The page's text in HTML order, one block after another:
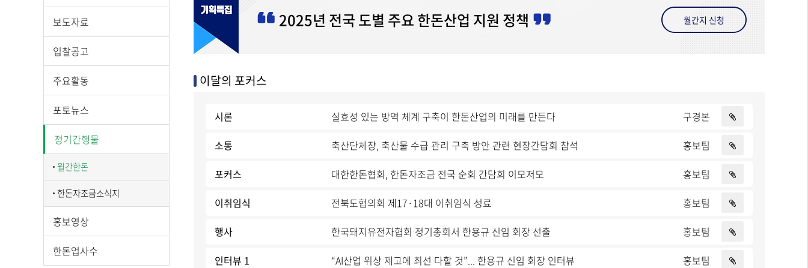
보도자료
입찰공고
주요활동
포토뉴스
정기간행물
월간한돈
한돈자조금소식지
홍보영상
한돈업사수
c
t
2025년 전국 도별 주요 한돈산업 지원 정책 월간지 신청
이달의 포커스
시론 실효성 있는 방역 체계 구축이 한돈산업의 미래를 만든다
구경본
소통
축산단체장, 축산물 수급 관리 구축 방안 관련 현장간담회 참석
홍보팀
포커스
대한한돈협회, 한돈자조금 전국 순회 간담회 이모저모
홍보팀
이취임식
전북도협의회 제17·18대 이취임식 성료
홍보팀
행사
한국돼지유전자협회 정기총회서 한용규 신임 회장 선출
홍보팀
인터뷰 1
“AI산업 위상 제고에 최선 다할 것”... 한용규 신임 회장 인터뷰
홍보팀